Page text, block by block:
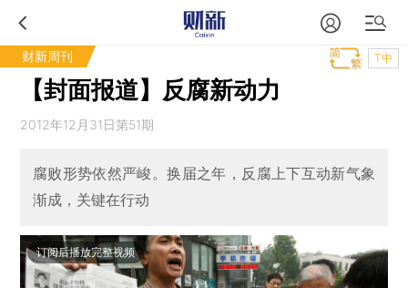
财新周刊 T中
【封面报道】反腐新动力
2012年12月31日第51期
腐败形势依然严峻。换届之年，反腐上下互动新气象
渐成，关键在行动
订阅后播放完整视频